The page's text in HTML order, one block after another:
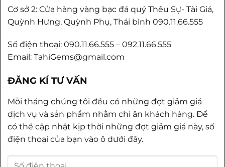
Cơ sở 2: Cửa hàng vàng bạc đá quý Thêu Sự- Tài Giá,
Quỳnh Hưng, Quỳnh Phụ, Thái bình 090.11.66.555
Số điện thoại: 090.11.66.555 – 092.11.66.555
Email: TahiGems@gmail.com
ĐĂNG KÍ TƯ VẤN
Mỗi tháng chúng tôi đều có những đợt giảm giá
dịch vụ và sản phẩm nhằm chi ân khách hàng. Để
có thể cập nhật kịp thời những đợt giảm giá này, số
điện thoại của bạn vào ô dưới đây.